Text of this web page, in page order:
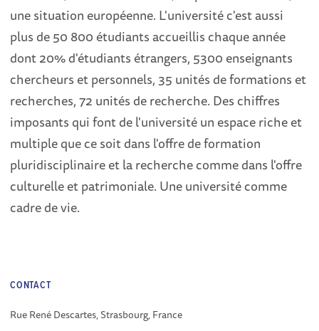
une situation européenne. L'université c'est aussi
plus de 50 800 étudiants accueillis chaque année
dont 20% d'étudiants étrangers, 5300 enseignants
chercheurs et personnels, 35 unités de formations et
recherches, 72 unités de recherche. Des chiffres
imposants qui font de l'université un espace riche et
multiple que ce soit dans l'offre de formation
pluridisciplinaire et la recherche comme dans l'offre
culturelle et patrimoniale. Une université comme
cadre de vie.
CONTACT
Rue René Descartes, Strasbourg, France